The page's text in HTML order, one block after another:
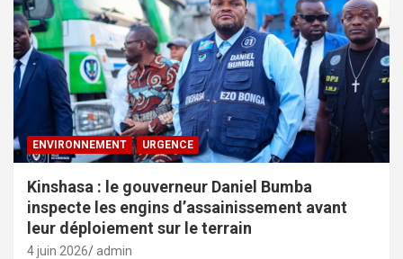
ENVIRONNEMENT URGENCE
Kinshasa : le gouverneur Daniel Bumba
inspecte les engins d’assainissement avant
leur déploiement sur le terrain
4 juin 2026 admin